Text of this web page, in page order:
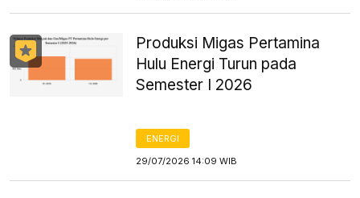
Produksi Migas Pertamina
Hulu Energi Turun pada
Semester I 2026
ENERGI
29/07/2026 14:09 WIB